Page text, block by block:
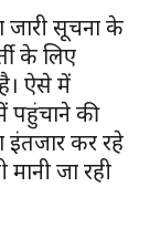
जारी सूचना के
के लिए
है। ऐसे में
पहुंचाने की
इंतजार कर रहे
जा रही